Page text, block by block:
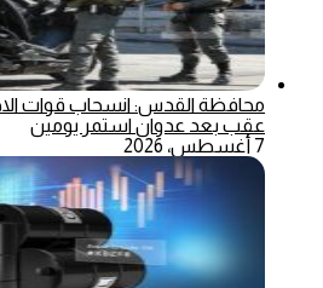
محافظة القدس: انسحاب قوات
عقب بعد عدوان استمر يومين
7 أغسطس، 2026